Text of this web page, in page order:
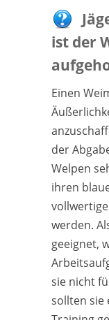
ist der
Einen
der
Welpen
ihren
werden.
geeignet,
sie nicht
sollten sie